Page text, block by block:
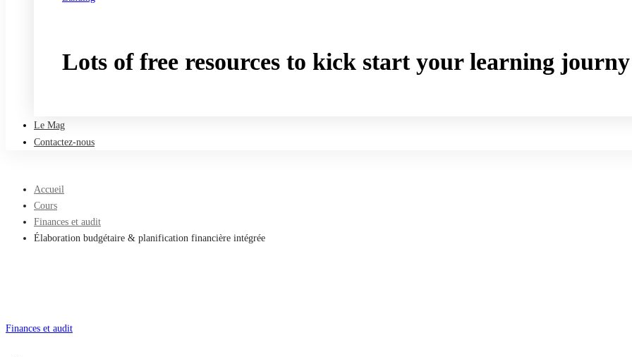
Lots of free resources to kick start your learning
Le Mag
Contactez-nous
Accueil
Cours
Finances et audit
Élaboration budgétaire & planification financière intégrée
Finances et audit